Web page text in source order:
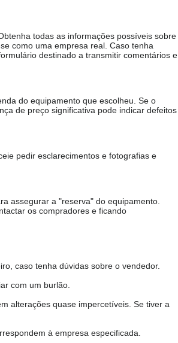
todas as informações possíveis sobre
como uma empresa real. Caso tenha
destinado a transmitir comentários e
do equipamento que escolheu. Se o
de preço significativa pode indicar defeitos
pedir esclarecimentos e fotografias e
assegurar a "reserva" do equipamento.
os compradores e ficando
caso tenha dúvidas sobre o vendedor.
com um burlão.
alterações quase impercetíveis. Se tiver a
à empresa especificada.